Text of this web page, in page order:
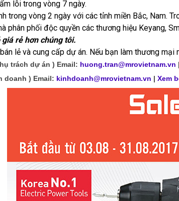
lỗi trong vòng 7 ngày.
trong vòng 2 ngày với các tỉnh miền Bắc, Nam.
phân phối độc quyền các thương hiệu Keyang,
rẻ hơn chúng tôi.
lẻ và cung cấp dự án. Nếu bạn làm thương mại
trách dự án ) Email: huong.tran@mrovietnam.vn |
doanh ) Email: kinhdoanh@mrovietnam.vn | Xem